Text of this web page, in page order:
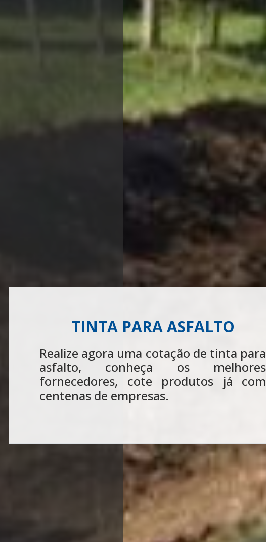
TINTA PARA ASFALTO
Realize agora uma cotação de tinta para
asfalto, conheça os melhores
fornecedores, cote produtos já com
centenas de empresas.